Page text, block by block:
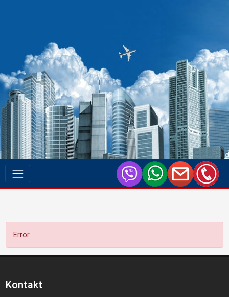
Error
Kontakt